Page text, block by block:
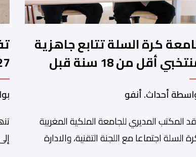
عملية إحصاء السربات المشاركة في
كرة السلة تتابع جاهزية
منتخبي أقل من 18 سنة قبل
إفريقيا
أحداث. أنفو
المكتب المديري للجامعة الملكية المغربية
السلة اجتماعا مع اللجنة التقنية، والادارة